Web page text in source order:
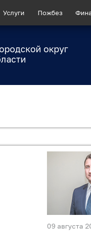
Услуги Пожбез
округ
09 августа